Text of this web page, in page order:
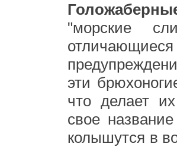
"морские
эти
что делает
свое
колышутся в